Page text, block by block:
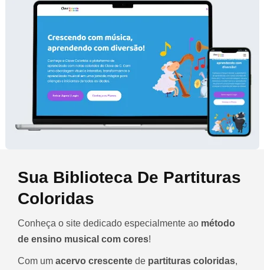
Sua Biblioteca De Partituras
Coloridas
Conheça o site dedicado especialmente ao método
de ensino musical com cores!
Com um acervo crescente de partituras coloridas,